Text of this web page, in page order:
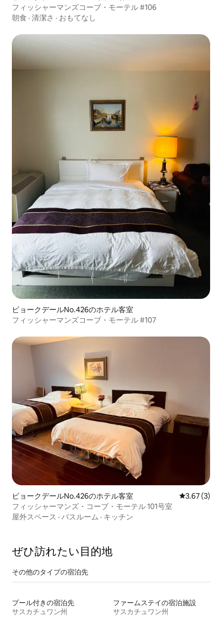
フィッシャーマンズコーブ・モーテル #106
朝食 · 清潔さ · おもてなし
ビョークデールNo.426のホテル客室
フィッシャーマンズコーブ・モーテル #107
ビョークデールNo.426のホテル客室 レビュー3
3.67 (3)
フィッシャーマンズ・コーブ・モーテル 101号室
屋外スペース · バスルーム · キッチン
ぜひ訪⁠れ⁠た⁠い目⁠的⁠地
その他のタ⁠イ⁠プ⁠の宿⁠泊⁠先
プール付きの宿泊先
サスカチュワン州
ファームステイの宿泊施設
サスカチュワン州